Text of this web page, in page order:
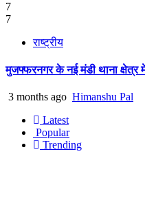
7
7
राष्ट्रीय
मुजफ्फरनगर के नई मंडी थाना
3 months ago Himanshu Pal
Latest
Popular
Trending